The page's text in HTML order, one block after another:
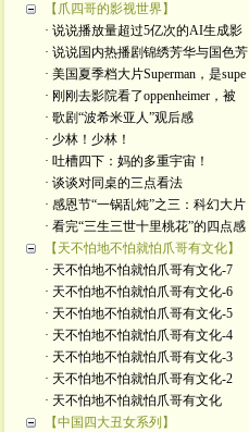
【爪四哥的影视世界】
· 说说播放量超过5亿次的AI生成影
· 说说国内热播剧锦绣芳华与国色芳
· 美国夏季档大片Superman，是supe
· 刚刚去影院看了oppenheimer，被
· 歌剧“波希米亚人”观后感
· 少林！少林！
· 吐槽四下：妈的多重宇宙！
· 谈谈对同桌的三点看法
· 感恩节“一锅乱炖”之三：科幻大片
· 看完“三生三世十里桃花”的四点感
【天不怕地不怕就怕爪哥有文化】
· 天不怕地不怕就怕爪哥有文化-7
· 天不怕地不怕就怕爪哥有文化-6
· 天不怕地不怕就怕爪哥有文化-5
· 天不怕地不怕就怕爪哥有文化-4
· 天不怕地不怕就怕爪哥有文化-3
· 天不怕地不怕就怕爪哥有文化-2
· 天不怕地不怕就怕爪哥有文化
【中国四大丑女系列】